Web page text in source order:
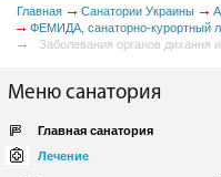
Главная Санатории Украины
ФЕМИДА, санаторно-курортный
Заболевания органов дихання
Меню санатория
Главная санатория
Лечение